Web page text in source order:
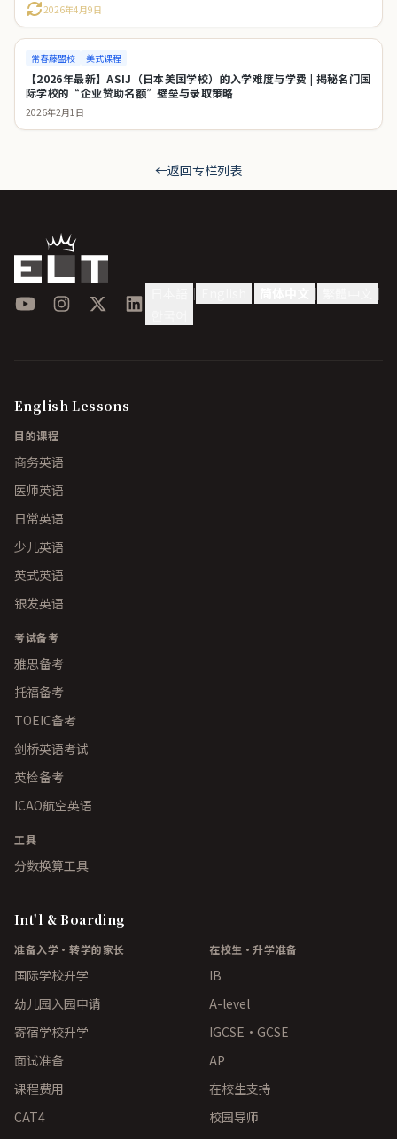
2026年4月9日
常春藤盟校 美式课程
【2026年最新】ASIJ（日本美国学校）的入学难度与学费 | 揭秘名门国
际学校的“企业赞助名额”壁垒与录取策略
2026年2月1日
←返回专栏列表
YouTubeInstagram
X LinkedIn | | | |
English Lessons
目的课程
商务英语
医师英语
日常英语
少儿英语
英式英语
银发英语
考试备考
雅思备考
托福备考
TOEIC备考
剑桥英语考试
英检备考
ICAO航空英语
工具
分数换算工具
Int'l & Boarding
准备入学·转学的家长
国际学校升学
幼儿园入园申请
寄宿学校升学
面试准备
课程费用
CAT4
在校生·升学准备
IB
A-level
IGCSE・GCSE
AP
在校生支持
校园导师